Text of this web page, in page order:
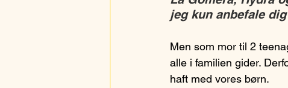
jeg kun anbefale
Men som mor til 2
alle i familien gider.
haft med vores børn.